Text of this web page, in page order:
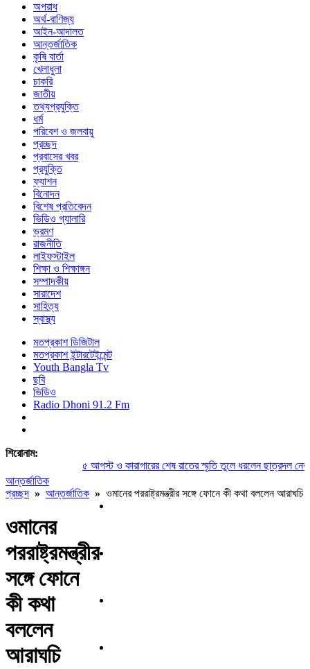
অপরাধ
অর্থ-বাণিজ্য
আইন-আদালত
আন্তর্জাতিক
কৃষি বার্তা
খেলাধুলা
চাকরি
জাতীয়
তথ্যপ্রযুক্তি
ধর্ম
পরিবেশ ও জলবায়ু
প্রচ্ছদ
প্রবাসের খবর
প্রযুক্তি
ফ্যাশন
বিনোদন
বিশেষ প্রতিবেদন
ভিডিও গ্যালারি
ভ্রমণ
রাজনীতি
লাইফস্টাইল
শিক্ষা ও শিক্ষাঙ্গন
সম্পাদকীয়
সারাদেশ
সাহিত্য
স্বাস্থ্য
মতপ্রকাশ ডিজিটাল
মতপ্রকাশ ইন্টারটেইন্মেন্ট
Youth Bangla Tv
ছবি
ভিডিও
Radio Dhoni 91.2 Fm
শিরোনাম:
৫ আগস্ট ও কারাগারের শেষ রাতের স্মৃতি তুলে ধরলেন ছাত্রদল নেতা
আন্তর্জাতিক
প্রচ্ছদ » আন্তর্জাতিক » ওমানের পররাষ্ট্রমন্ত্রীর সঙ্গে ফোনে কী কথা বললেন আরাঘচি
ওমানের
পররাষ্ট্রমন্ত্রীর
সঙ্গে ফোনে
কী কথা
বললেন
আরাঘচি